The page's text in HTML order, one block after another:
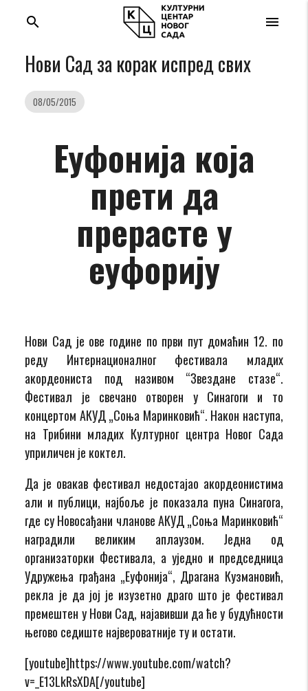
menu
search
Нови Сад за корак испред свих
08/05/2015
Еуфонија која
прети да
прерасте у
еуфорију
Нови Сад је ове године по први пут домаћин 12. по
реду Интернационалног фестивала младих
акордеониста под називом “Звездане стазе“.
Фестивал је свечано отворен у Синагоги и то
концертом АКУД „Соња Маринковић“. Након наступа,
на Трибини младих Културног центра Новог Сада
уприличен је коктел.
Да је овакав фестивал недостајао акордеонистима
али и публици, најбоље је показала пуна Синагога,
где су Новосађани чланове АКУД „Соња Маринковић“
наградили великим аплаузом. Једна од
организаторки Фестивала, а уједно и председница
Удружења грађана „Еуфонија“, Драгана Кузмановић,
рекла је да јој је изузетно драго што је фестивал
премештен у Нови Сад, најавивши да ће у будућности
његово седиште највероватније ту и остати.
[youtube]https://www.youtube.com/watch?
v=_E13LkRsXDA[/youtube]